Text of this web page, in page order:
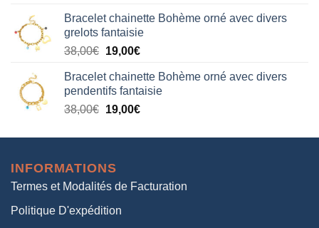
initial
était :
38,00€.
actuel
est :
19,00€.
Bracelet chainette Bohème orné avec divers
grelots fantaisie
38,00€ Le
initial
était :
38,00€.
19,00€Le
actuel
est :
19,00€.
Bracelet chainette Bohème orné avec divers
pendentifs fantaisie
38,00€ Le
initial
38,00€.
19,00€Le
actuel
INFORMATIONS
Termes et Modalités de Facturation
Politique D'expédition